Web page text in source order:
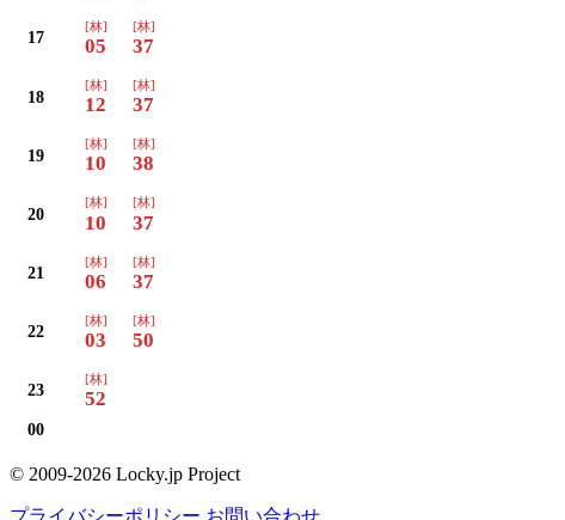
17
[林]
05
[林]
37
18
[林]
12
[林]
37
19
[林]
10
[林]
38
20
[林]
10
[林]
37
21
[林]
06
[林]
37
22
[林]
03
[林]
50
23
[林]
52
00
© 2009-2026 Locky.jp Project
プライバシーポリシー お問い合わせ